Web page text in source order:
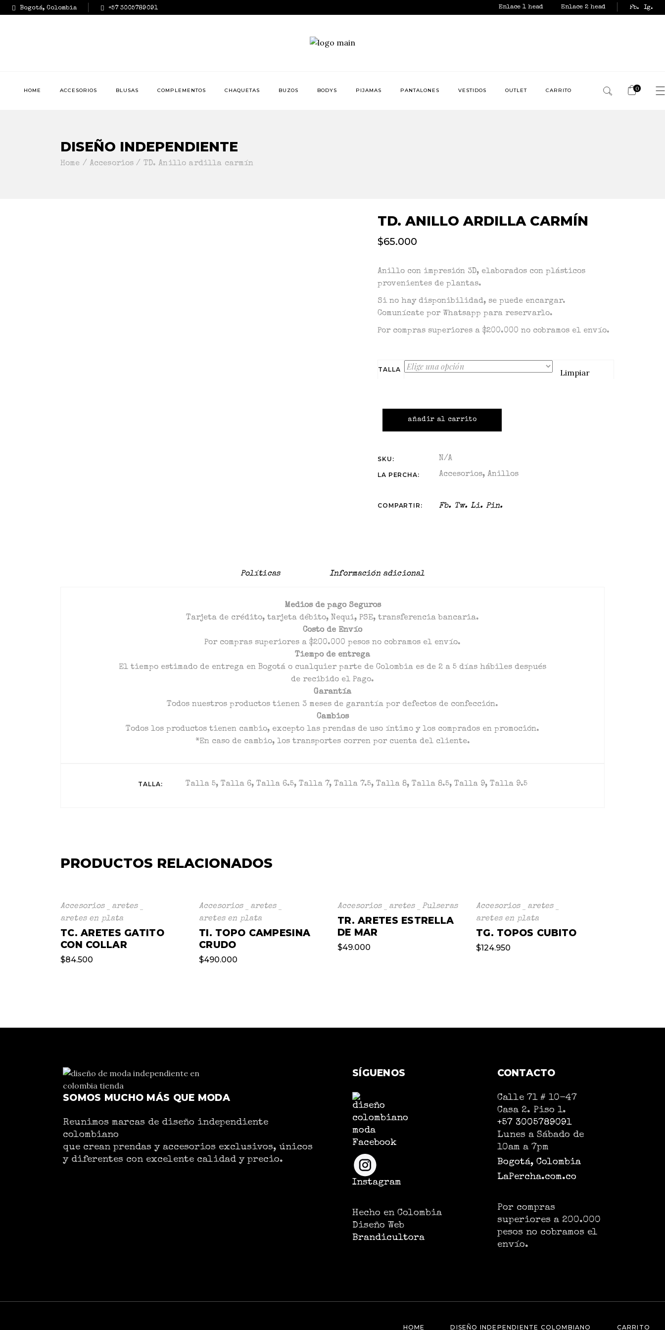
Bogotá, Colombia +57 3005789091 Enlace 1 head Enlace 2 head Fb. Ig.
HOME ACCESORIOS BLUSAS COMPLEMENTOS CHAQUETAS BUZOS BODYS PIJAMAS PANTALONES VESTIDOS OUTLET CARRITO 0
DISEÑO INDEPENDIENTE
Home Accesorios TD. Anillo ardilla carmín
TD. ANILLO ARDILLA CARMÍN
$65.000
Anillo con impresión 3D, elaborados con plásticos
provenientes de plantas.
Si no hay disponibilidad, se puede encargar.
Comunícate por Whatsapp para reservarlo.
Por compras superiores a $200.000 no cobramos el envío.
TALLA Limpiar
añadir al carrito
SKU: N/A
LA PERCHA: Accesorios,Anillos
COMPARTIR: Fb. Tw. Li. Pin.
Políticas Información adicional
Medios de pago Seguros
Tarjeta de crédito, tarjeta débito, Nequi, PSE, transferencia bancaria.
Costo de Envío
Por compras superiores a $200.000 pesos no cobramos el envío.
Tiempo de entrega
El tiempo estimado de entrega en Bogotá o cualquier parte de Colombia es de 2 a 5 días hábiles después
de recibido el Pago.
Garantía
Todos nuestros productos tienen 3 meses de garantía por defectos de confección.
Cambios
Todos los productos tienen cambio, excepto las prendas de uso íntimo y los comprados en promoción.
*En caso de cambio, los transportes corren por cuenta del cliente.
TALLA Talla 5, Talla 6, Talla 6.5, Talla 7, Talla 7.5, Talla 8, Talla 8.5, Talla 9, Talla 9.5
PRODUCTOS RELACIONADOS
Accesorios
aretes
aretes en plata
TC. ARETES GATITO
CON COLLAR
$84.500
Accesorios
aretes
aretes en plata
TI. TOPO CAMPESINA
CRUDO
$490.000
Accesorios aretes Pulseras
TR. ARETES ESTRELLA
DE MAR
$49.000
Accesorios
aretes
aretes en plata
TG. TOPOS CUBITO
$124.950
SOMOS MUCHO MÁS QUE MODA
Reunimos marcas de diseño independiente
colombiano
que crean prendas y accesorios exclusivos, únicos
y diferentes con excelente calidad y precio.
SÍGUENOS
Facebook
Instagram
Hecho en Colombia
Diseño Web
Brandicultora
CONTACTO
Calle 71 # 10-47
Casa 2. Piso 1.
+57 3005789091
Lunes a Sábado de
10am a 7pm
Bogotá, Colombia
LaPercha.com.co
Por compras
superiores a 200.000
pesos no cobramos el
envío.
HOME DISEÑO INDEPENDIENTE COLOMBIANO CARRITO